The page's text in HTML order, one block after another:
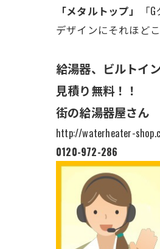
「メタルトップ」
「
デザインにそれほど
給湯器、ビルトイ
見積り無料！！
街の給湯器屋さん
http://waterheater-
0120-972-286